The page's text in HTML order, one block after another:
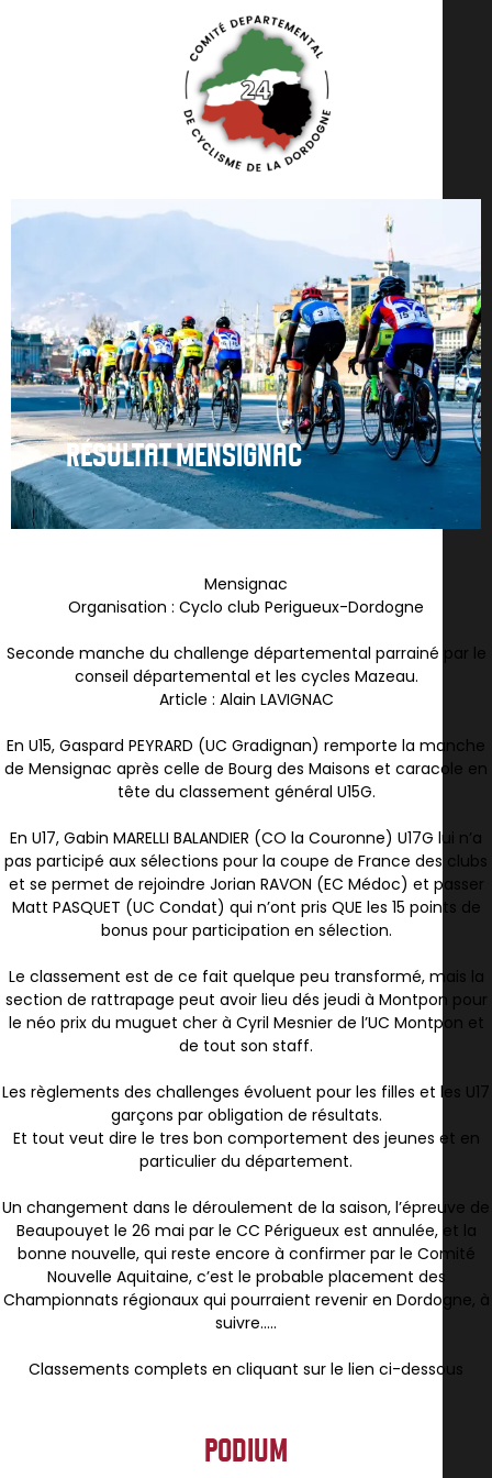
RÉSULTAT MENSIGNAC
Mensignac
Organisation : Cyclo club Perigueux-Dordogne
Seconde manche du challenge départemental parrainé par le
conseil départemental et les cycles Mazeau.
Article : Alain LAVIGNAC
En U15, Gaspard PEYRARD (UC Gradignan) remporte la manche
de Mensignac après celle de Bourg des Maisons et caracole en
tête du classement général U15G.
En U17, Gabin MARELLI BALANDIER (CO la Couronne) U17G lui n’a
pas participé aux sélections pour la coupe de France des clubs
et se permet de rejoindre Jorian RAVON (EC Médoc) et passer
Matt PASQUET (UC Condat) qui n’ont pris QUE les 15 points de
bonus pour participation en sélection.
Le classement est de ce fait quelque peu transformé, mais la
section de rattrapage peut avoir lieu dés jeudi à Montpon pour
le néo prix du muguet cher à Cyril Mesnier de l’UC Montpon et
de tout son staff.
Les règlements des challenges évoluent pour les filles et les U17
garçons par obligation de résultats.
Et tout veut dire le tres bon comportement des jeunes et en
particulier du département.
Un changement dans le déroulement de la saison, l’épreuve de
Beaupouyet le 26 mai par le CC Périgueux est annulée, et la
bonne nouvelle, qui reste encore à confirmer par le Comité
Nouvelle Aquitaine, c’est le probable placement des
Championnats régionaux qui pourraient revenir en Dordogne, à
suivre…..
Classements complets en cliquant sur le lien ci-dessous
PODIUM